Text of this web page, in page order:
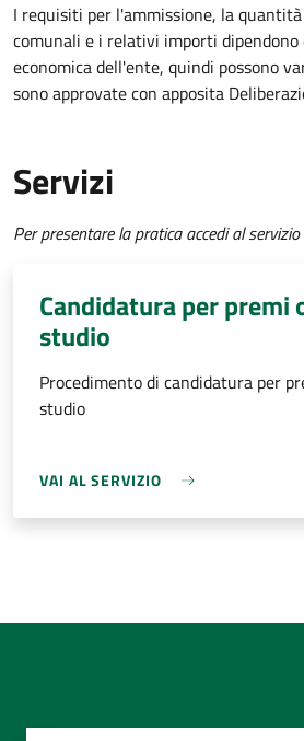
I requisiti per l'ammissione, la
comunali e i relativi importi
economica dell'ente, quindi possono
sono approvate con apposita
Servizi
Per presentare la pratica accedi al
Candidatura per premi
studio
Procedimento di candidatura per
studio
VAI AL SERVIZIO